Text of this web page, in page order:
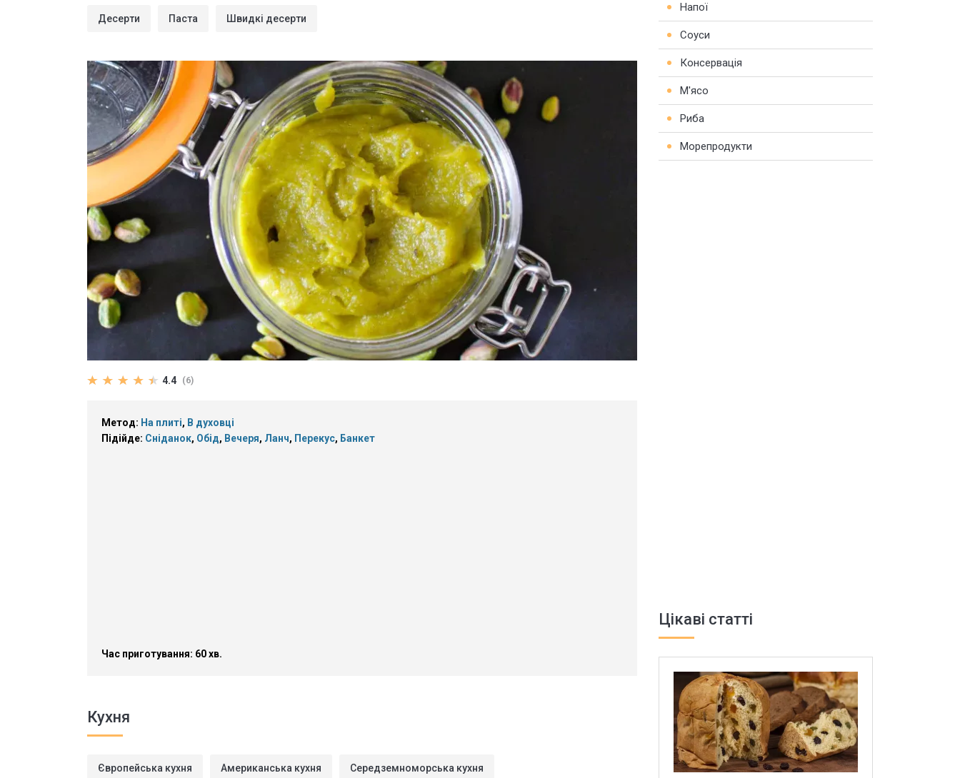
Десерти Паста Швидкі десерти
4.4 (6)
Метод: На плиті, В духовці
Підійде: Сніданок, Обід, Вечеря, Ланч, Перекус, Банкет
Час приготування: 60 хв.
Кухня
Європейська кухня Американська кухня Середземноморська кухня
Напої
Соуси
Консервація
М'ясо
Риба
Морепродукти
Цікаві статті